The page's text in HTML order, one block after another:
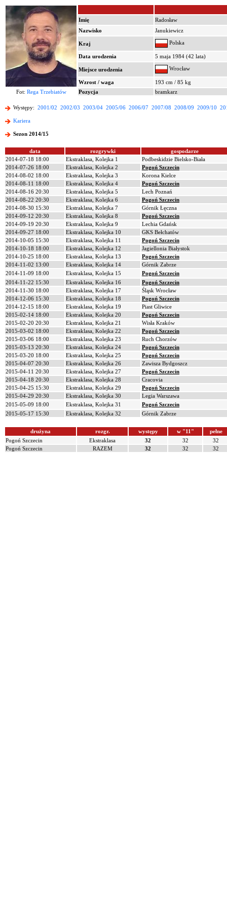
Imię
Radosław
Nazwisko
Janukiewicz
Kraj Polska
Data urodzenia 5 maja 1984 (42 lata)
Miejsce urodzenia Wrocław
Wzrost / waga
193 cm / 85 kg
Fot: Rega Trzebiatów Pozycja bramkarz
Występy: 2001/02 2002/03 2003/04 2005/06 2006/07 2007/08 2008/09 2009/10
Kariera
Sezon 2014/15
data rozgrywki
gospodarze
2014-07-18 18:00
Ekstraklasa, Kolejka 1
Podbeskidzie Bielsko-Biała
2014-07-26 18:00
Ekstraklasa, Kolejka 2
Pogoń Szczecin
2014-08-02 18:00
Ekstraklasa, Kolejka 3
Korona Kielce
2014-08-11 18:00
Ekstraklasa, Kolejka 4
Pogoń Szczecin
2014-08-16 20:30
Ekstraklasa, Kolejka 5
Lech Poznań
2014-08-22 20:30
Ekstraklasa, Kolejka 6
Pogoń Szczecin
2014-08-30 15:30
Ekstraklasa, Kolejka 7
Górnik Łęczna
2014-09-12 20:30
Ekstraklasa, Kolejka 8
Pogoń Szczecin
2014-09-19 20:30
Ekstraklasa, Kolejka 9
Lechia Gdańsk
2014-09-27 18:00
Ekstraklasa, Kolejka 10
GKS Bełchatów
2014-10-05 15:30
Ekstraklasa, Kolejka 11
Pogoń Szczecin
2014-10-18 18:00
Ekstraklasa, Kolejka 12
Jagiellonia Białystok
2014-10-25 18:00
Ekstraklasa, Kolejka 13
Pogoń Szczecin
2014-11-02 13:00
Ekstraklasa, Kolejka 14
Górnik Zabrze
2014-11-09 18:00
Ekstraklasa, Kolejka 15
Pogoń Szczecin
2014-11-22 15:30
Ekstraklasa, Kolejka 16
Pogoń Szczecin
2014-11-30 18:00
Ekstraklasa, Kolejka 17
Śląsk Wrocław
2014-12-06 15:30
Ekstraklasa, Kolejka 18
Pogoń Szczecin
2014-12-15 18:00
Ekstraklasa, Kolejka 19
Piast Gliwice
2015-02-14 18:00
Ekstraklasa, Kolejka 20
Pogoń Szczecin
2015-02-20 20:30
Ekstraklasa, Kolejka 21
Wisła Kraków
2015-03-02 18:00
Ekstraklasa, Kolejka 22
Pogoń Szczecin
2015-03-06 18:00
Ekstraklasa, Kolejka 23
Ruch Chorzów
2015-03-13 20:30
Ekstraklasa, Kolejka 24
Pogoń Szczecin
2015-03-20 18:00
Ekstraklasa, Kolejka 25
Pogoń Szczecin
2015-04-07 20:30
Ekstraklasa, Kolejka 26
Zawisza Bydgoszcz
2015-04-11 20:30
Ekstraklasa, Kolejka 27
Pogoń Szczecin
2015-04-18 20:30
Ekstraklasa, Kolejka 28
Cracovia
2015-04-25 15:30
Ekstraklasa, Kolejka 29
Pogoń Szczecin
2015-04-29 20:30
Ekstraklasa, Kolejka 30
Legia Warszawa
2015-05-09 18:00
Ekstraklasa, Kolejka 31
Pogoń Szczecin
2015-05-17 15:30
Ekstraklasa, Kolejka 32 Górnik Zabrze
drużyna rozgr. występy w "11"
pełne
Pogoń Szczecin
Ekstraklasa 32 32
32
Pogoń Szczecin
RAZEM 32 32 32